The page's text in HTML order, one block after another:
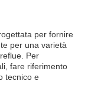
per fornire
per una varietà
Per
fare riferimento
tecnico e